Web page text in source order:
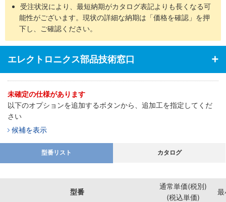
受注状況により、最短納期がカタログ表記よりも長くなる可
能性がございます。現状の詳細な納期は「価格を確認」を押
下し、ご確認ください。
エレクトロニクス部品技術窓口
未確定の仕様があります
以下のオプションを追加するボタンから、追加工を指定してくだ
さい
候補を表示
型番リスト カタログ
型番
通常単価(税別)
(税込単価)
最